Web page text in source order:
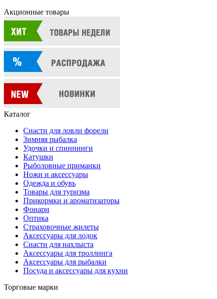
Акционные товары
Каталог
Снасти для ловли форели
Зимняя рыбалка
Удочки и спиннинги
Катушки
Рыболовные приманки
Ножи и аксессуары
Одежда и обувь
Товары для туризма
Прикормки и ароматизаторы
Фонари
Оптика
Страховочные жилеты
Аксессуары для лодок
Снасти для нахлыста
Аксессуары для троллинга
Аксессуары для рыбалки
Посуда и аксессуары для кухни
Торговые марки